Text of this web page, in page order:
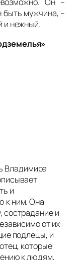
быть мужчина, –
и нежный.
Владимира
и
к ним. Она
сострадание и
от их
подлецы, и
которые
к людям,